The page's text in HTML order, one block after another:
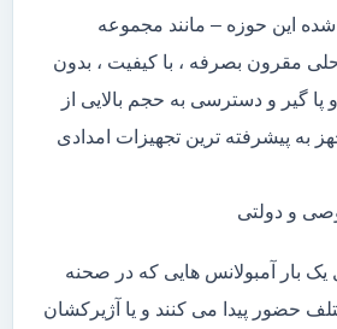
این حوزه – مانند مجموعه
حلی مقرون بصرفه ، با کیفیت ، بدون
گیر و دسترسی به حجم بالایی از
به پیشرفته ترین تجهیزات امدادی
و دولتی
بار آمبولانس هایی که در صحنه
حضور پیدا می کنند و یا آژیرکشان